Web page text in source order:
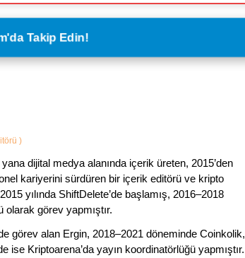
Takip Edin!
)
dijital medya alanında içerik üreten, 2015’den
kariyerini sürdüren bir içerik editörü ve kripto
yılında ShiftDelete’de başlamış, 2016–2018
olarak görev yapmıştır.
görev alan Ergin, 2018–2021 döneminde Coinkolik,
ise Kriptoarena’da yayın koordinatörlüğü yapmıştır.